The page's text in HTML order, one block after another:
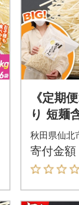
《定期
り 短麺
ん
kd-
秋田県仙北
寄付金額